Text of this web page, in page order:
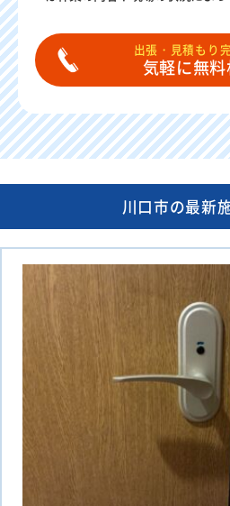
出張・見積もり
気軽に無
川口市の最新